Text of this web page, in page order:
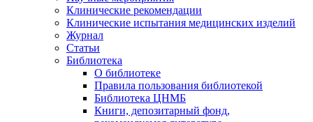
Клинические рекомендации
Клинические испытания медицинских изделий
Журнал
Статьи
Библиотека
О библиотеке
Правила пользования библиотекой
Библиотека ЦНМБ
Книги, депозитарный фонд,